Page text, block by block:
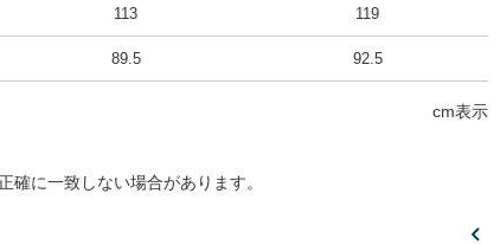
113 119
89.5 92.5
cm表示
に一致しない場合があります。